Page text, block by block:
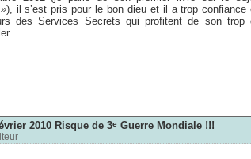
), il s’est pris pour le bon dieu et il a trop confiance
des Services Secrets qui profitent de son trop
2010 Risque de 3e Guerre Mondiale !!!